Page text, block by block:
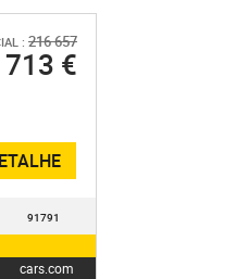
: 216 657
€
91791
cars.com